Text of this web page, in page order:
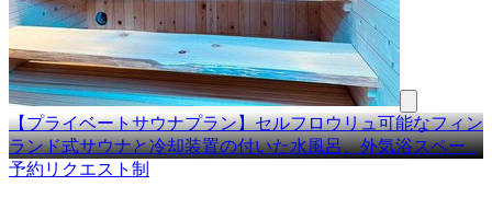
【プライベートサウナプラン】セルフロウリュ可能なフィン
ランド式サウナと冷却装置の付いた水風呂、外気浴スペー…
予約リクエスト制